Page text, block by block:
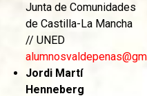
Junta de Comunidades
de Castilla-La Mancha
// UNED
Jordi Martí
Henneberg